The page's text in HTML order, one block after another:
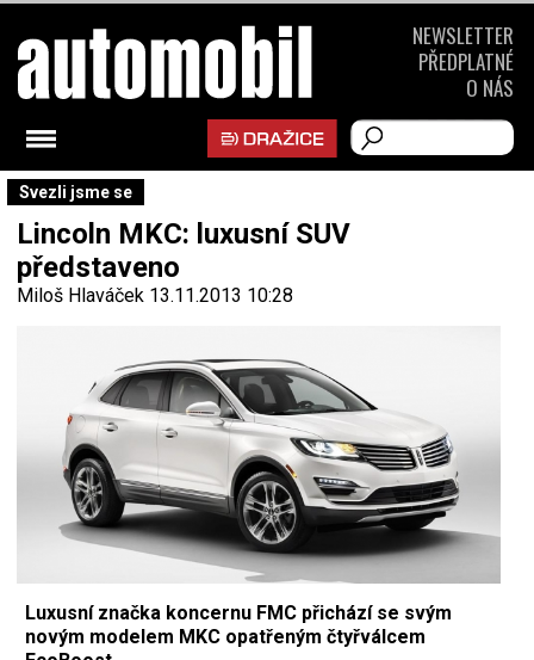
Svezli jsme se
Lincoln MKC: luxusní SUV
představeno
Miloš Hlaváček 13.11.2013 10:28
Luxusní značka koncernu FMC přichází se svým
novým modelem MKC opatřeným čtyřválcem
NEWSLETTER
PŘEDPLATNÉ
O NÁS